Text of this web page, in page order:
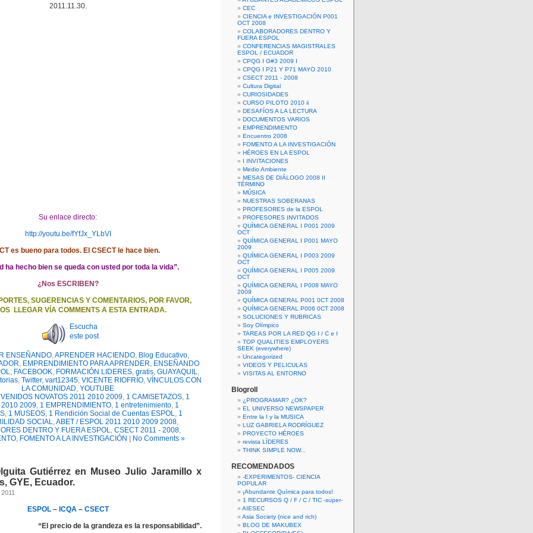
2011.11.30.
Su enlace directo:
http://youtu.be/fYfJx_YLbVI
es bueno para todos. El CSECT le hace bien.
ha hecho bien se queda con usted por toda la vida”.
¿Nos ESCRIBEN?
SUGERENCIAS Y COMENTARIOS, POR FAVOR,
LLEGAR VÍA COMMENTS A ESTA ENTRADA.
Escucha
este post
ENSEÑANDO,APRENDER HACIENDO, Blog Educativo,
, EMPRENDIMIENTO PARA APRENDER, ENSEÑANDO
, FACEBOOK, FORMACIÓN LIDERES, gratis, GUAYAQUIL,
, Twitter, vart12345, VICENTE RIOFRÍO, VÍNCULOS CON
LA COMUNIDAD, YOUTUBE
NOVATOS 2011 2010 2009, 1 CAMISETAZOS, 1
2009, 1 EMPRENDIMIENTO, 1 entretenimiento, 1
, 1 MUSEOS, 1 Rendición Social de Cuentas ESPOL, 1
SOCIAL,ABET / ESPOL 2011 2010 2009 2008,
DENTRO Y FUERA ESPOL, CSECT 2011 - 2008,
, FOMENTO A LA INVESTIGACIÓN No Comments »
Gutiérrez en Museo Julio Jaramillo x
GYE, Ecuador.
ESPOL– ICQA– CSECT
“El precio de la grandeza es la responsabilidad”.
CEC
CIENCIA e INVESTIGACIÓN P001
OCT 2008
COLABORADORES DENTRO Y
FUERA ESPOL
CONFERENCIAS MAGISTRALES
ESPOL / ECUADOR
CPQG I G#3 2009 I
CPQG I P21 Y P71 MAYO 2010
CSECT 2011 - 2008
Cultura Digital
CURIOSIDADES
CURSO PILOTO 2010 ii
DESAFÍOS A LA LECTURA
DOCUMENTOS VARIOS
EMPRENDIMIENTO
Encuentro 2008
FOMENTO A LA INVESTIGACIÓN
HÉROES EN LA ESPOL
I INVITACIONES
Medio Ambiente
MESAS DE DIÁLOGO 2008 II
TÉRMINO
MÚSICA
NUESTRAS SOBERANAS
PROFESORES de la ESPOL
PROFESORES INVITADOS
QUÍMICA GENERAL I P001 2009
OCT
QUÍMICA GENERAL I P001 MAYO
2009
QUÍMICA GENERAL I P003 2009
OCT
QUÍMICA GENERAL I P005 2009
OCT
QUÍMICA GENERAL I P008 MAYO
2009
QUÍMICA GENERAL P001 0CT 2008
QUÍMICA GENERAL P006 0CT 2008
SOLUCIONES Y RUBRICAS
Soy Olímpico
TAREAS POR LA RED QG I / C e I
TOP QUALITIES EMPLOYERS
SEEK (everywhere)
Uncategorized
VIDEOS Y PELICULAS
VISITAS AL ENTORNO
Blogroll
¿PROGRAMAR? ¿OK?
EL UNIVERSO NEWSPAPER
Entre la I y la MUSICA
LUZ GABRIELA RODRÍGUEZ
PROYECTO HÉROES
revista LÍDERES
THINK SIMPLE NOW...
RECOMENDADOS
-EXPERIMENTOS- CIENCIA
POPULAR
¡Abundante Química para todos!
1 RECURSOS Q / F / C / TIC -super-
AIESEC
Asia Society (nice and rich)
BLOG DE MAKUBEX